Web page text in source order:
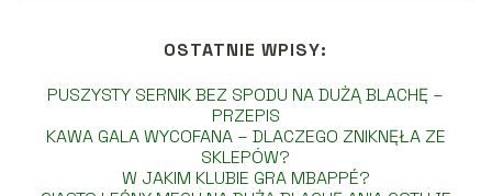
OSTATNIE WPISY:
PUSZYSTY SERNIK BEZ SPODU NA DUŻĄ BLACHĘ –
PRZEPIS
KAWA GALA WYCOFANA – DLACZEGO ZNIKNĘŁA ZE
SKLEPÓW?
W JAKIM KLUBIE GRA MBAPPÉ?